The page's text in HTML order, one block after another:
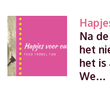
Na
het
het is
We…